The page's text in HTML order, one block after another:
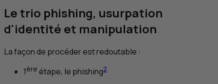
Le trio phishing, usurpation
d'identité et manipulation
La façon de procéder est redoutable :
1ère étape, le phishing2